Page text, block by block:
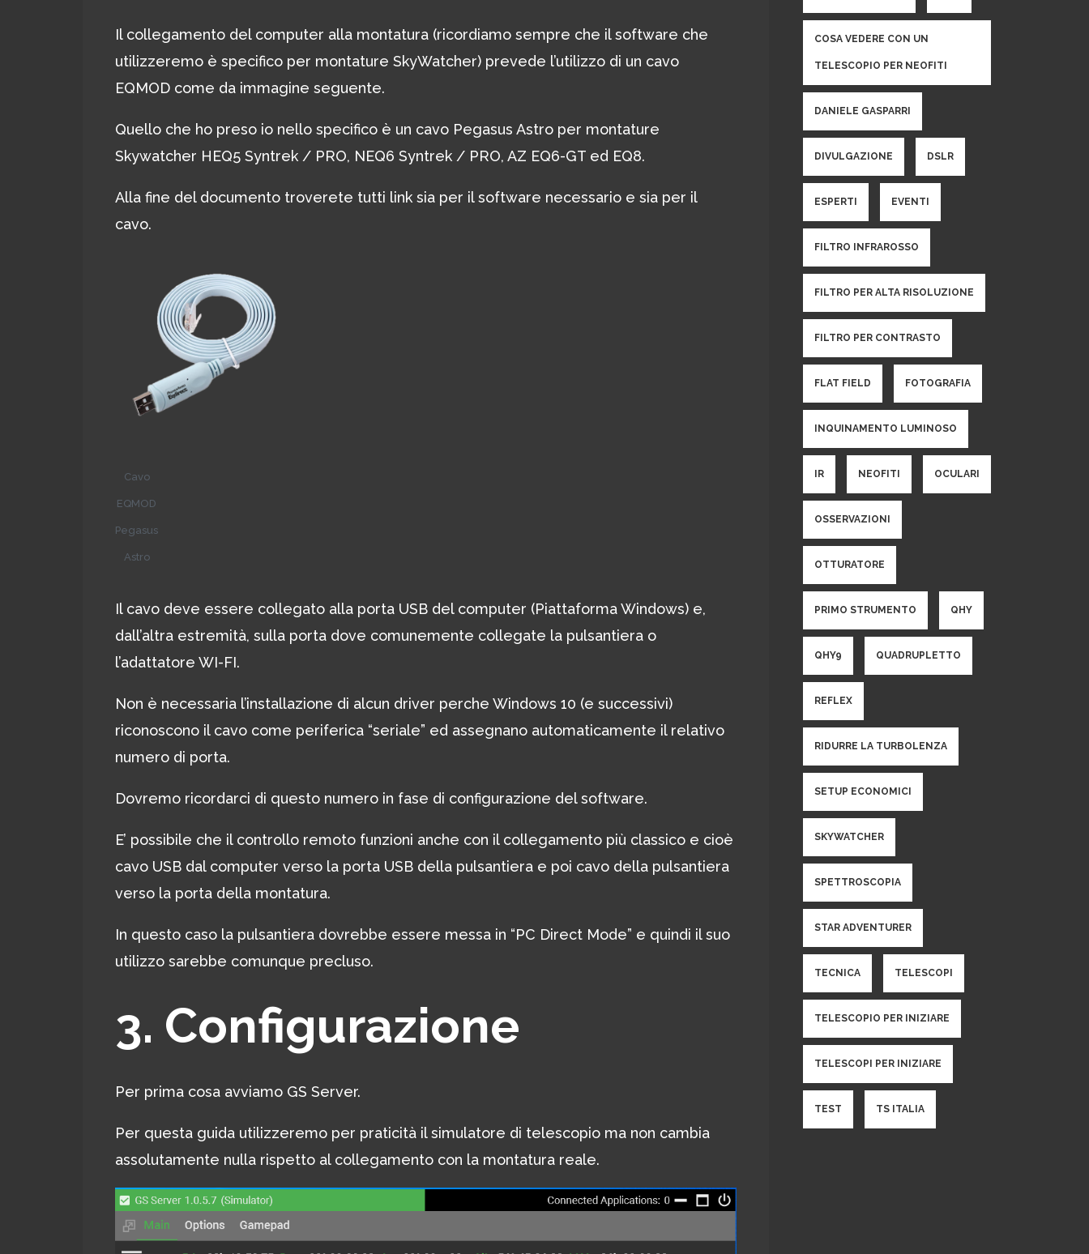
Il collegamento del computer alla montatura (ricordiamo sempre che il software che
utilizzeremo è specifico per montature SkyWatcher) prevede l’utilizzo di un cavo
EQMOD come da immagine seguente.
Quello che ho preso io nello specifico è un cavo Pegasus Astro per montature
Skywatcher HEQ5 Syntrek / PRO, NEQ6 Syntrek / PRO, AZ EQ6-GT ed EQ8.
Alla fine del documento troverete tutti link sia per il software necessario e sia per il
cavo.
Cavo
EQMOD
Pegasus
Astro
Il cavo deve essere collegato alla porta USB del computer (Piattaforma Windows) e,
dall’altra estremità, sulla porta dove comunemente collegate la pulsantiera o
l’adattatore WI-FI.
Non è necessaria l’installazione di alcun driver perche Windows 10 (e successivi)
riconoscono il cavo come periferica “seriale” ed assegnano automaticamente il relativo
numero di porta.
Dovremo ricordarci di questo numero in fase di configurazione del software.
E’ possibile che il controllo remoto funzioni anche con il collegamento più classico e cioè
cavo USB dal computer verso la porta USB della pulsantiera e poi cavo della pulsantiera
verso la porta della montatura.
In questo caso la pulsantiera dovrebbe essere messa in “PC Direct Mode” e quindi il suo
utilizzo sarebbe comunque precluso.
3. Configurazione
Per prima cosa avviamo GS Server.
Per questa guida utilizzeremo per praticità il simulatore di telescopio ma non cambia
assolutamente nulla rispetto al collegamento con la montatura reale.
COSA VEDERE CON UN
TELESCOPIO PER NEOFITI
DANIELE GASPARRI
DIVULGAZIONE DSLR
ESPERTI EVENTI
FILTRO INFRAROSSO
FILTRO PER ALTA RISOLUZIONE
FILTRO PER CONTRASTO
FLAT FIELD FOTOGRAFIA
INQUINAMENTO LUMINOSO
IR NEOFITI OCULARI
OSSERVAZIONI
OTTURATORE
PRIMO STRUMENTO QHY
QHY9 QUADRUPLETTO
REFLEX
RIDURRE LA TURBOLENZA
SETUP ECONOMICI
SKYWATCHER
SPETTROSCOPIA
STAR ADVENTURER
TECNICA TELESCOPI
TELESCOPIO PER INIZIARE
TELESCOPI PER INIZIARE
TEST TS ITALIA